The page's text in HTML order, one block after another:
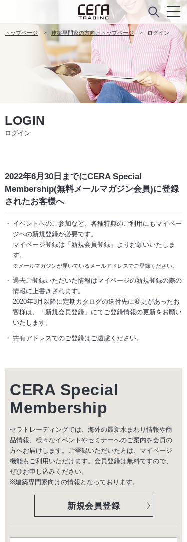
トップページ 建築専門家の方向けトップページ ログイン
LOGIN
ログイン
2022年6月30日までにCERA Special
Membership(無料メールマガジン会員)に登録
されたお客様へ
イベントへのご参加など、各種特典のご利用にもマイペー
ジへの新規登録が必要です。
マイページ登録は「新規会員登録」よりお願いいたしま
す。
※メールマガジンが届いているメールアドレスでご登録ください。
過去ご登録いただいた情報はマイページの新規登録の際の
情報に上書きされます。
2020年3月以降に定期カタログの送付先に変更があったお
客様は、「新規会員登録」にてご登録情報の更新をお願い
いたします。
共有アドレスでのご登録はご遠慮ください。
CERA Special
Membership
セラトレーディングでは、海外の最新水まわり情報や商
品情報、様々なイベントやセミナーへのご案内を会員の
方へお届けします。ご登録いただいた方は、マイページ
機能もご利用いただけます。会員登録は無料ですので、
ぜひお申し込みください。
※建築専門家向けの情報となっております。
新規会員登録